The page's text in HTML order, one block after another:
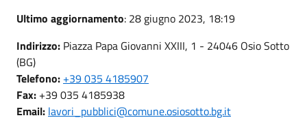
Ultimo aggiornamento: 28 giugno 2023, 18:19
Indirizzo: Piazza Papa Giovanni XXIII, 1 - 24046 Osio Sotto
(BG)
Telefono: +39 035 4185907
Fax: +39 035 4185938
Email: lavori_pubblici@comune.osiosotto.bg.it